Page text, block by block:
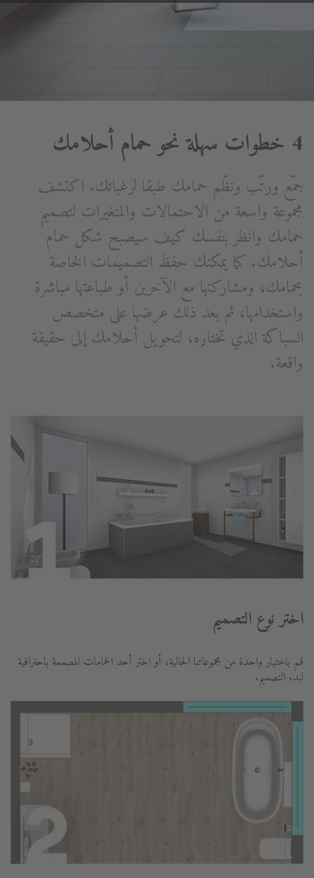
4 خطوات سهلة نحو حمام أحلامك
جمّع ورتّب ونظّم حمامك طبقا لرغباتك. اكتشف
مجموعة واسعة من الاحتمالات والمتغيرات لتصميم
حمامك وانظر بنفسك كيف سيصبح شكل حمام
أحلامك. كما يمكنك حفظ التصميمات الخاصة
بحمامك، ومشاركتها مع الآخرين أو طباعتها مباشرة
واستخدامها، ثم بعد ذلك عرضها على متخصص
السباكة الذي تختاره، لتحويل أحلامك إلى حقيقة
واقعة.
اختر نوع التصميم
قم باختيار واحدة من مجموعاتنا الحالية، أو اختر أحد الحمامات المصممة باحترافية
لبدء التصميم.